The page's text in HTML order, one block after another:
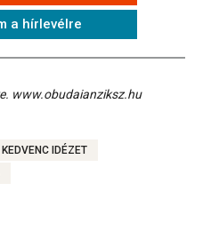
a hírlevélre
www.obudaianziksz.hu
KEDVENC IDÉZET